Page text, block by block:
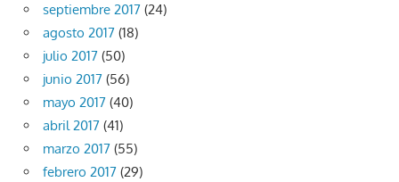
septiembre 2017 (24)
agosto 2017 (18)
julio 2017 (50)
junio 2017 (56)
mayo 2017 (40)
abril 2017 (41)
marzo 2017 (55)
febrero 2017 (29)